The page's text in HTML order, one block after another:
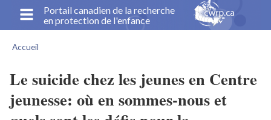
principal
Portail canadien de la recherche
en protection de l'enfance
d'Ariane
Accueil
Le suicide chez les jeunes en Centre
jeunesse: où en sommes-nous et